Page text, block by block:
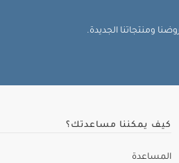
ومنتجاتنا الجديدة.
كيف يمكننا مساعدتك؟
المساعدة